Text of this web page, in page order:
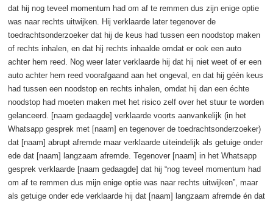
dat hij nog teveel momentum had om af te remmen dus zijn enige optie
was naar rechts uitwijken. Hij verklaarde later tegenover de
toedrachtsonderzoeker dat hij de keus had tussen een noodstop maken
of rechts inhalen, en dat hij rechts inhaalde omdat er ook een auto
achter hem reed. Nog weer later verklaarde hij dat hij niet weet of er een
auto achter hem reed voorafgaand aan het ongeval, en dat hij géén keus
had tussen een noodstop en rechts inhalen, omdat hij dan een échte
noodstop had moeten maken met het risico zelf over het stuur te worden
gelanceerd. [naam gedaagde] verklaarde voorts aanvankelijk (in het
Whatsapp gesprek met [naam] en tegenover de toedrachtsonderzoeker)
dat [naam] abrupt afremde maar verklaarde uiteindelijk als getuige onder
ede dat [naam] langzaam afremde. Tegenover [naam] in het Whatsapp
gesprek verklaarde [naam gedaagde] dat hij “nog teveel momentum had
om af te remmen dus mijn enige optie was naar rechts uitwijken”, maar
als getuige onder ede verklaarde hij dat [naam] langzaam afremde én dat